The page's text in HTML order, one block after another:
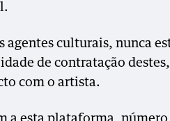
agentes culturais, nunca
de contratação
com o artista.